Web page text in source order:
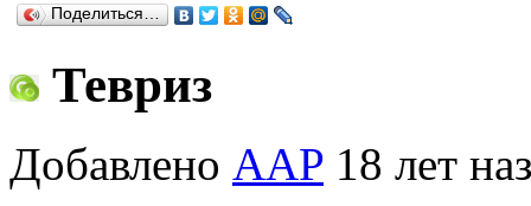
Поделиться…
Тевриз
Добавлено AAP 18 лет